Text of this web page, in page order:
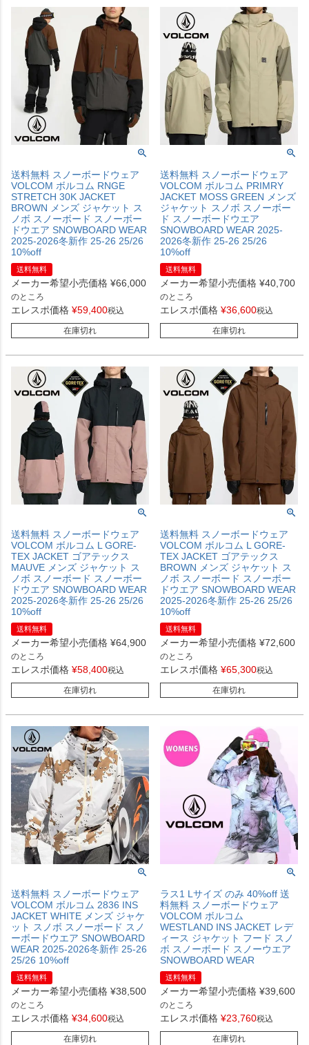
送料無料 スノーボードウェア
VOLCOM ボルコム RNGE
STRETCH 30K JACKET
BROWN メンズ ジャケット ス
ノボ スノーボード スノーボー
ドウエア SNOWBOARD WEAR
2025-2026冬新作 25-26 25/26
10%off
送料無料
メーカー希望小売価格 ¥66,000
のところ
エレスポ価格 ¥59,400税込
在庫切れ
送料無料 スノーボードウェア
VOLCOM ボルコム PRIMRY
JACKET MOSS GREEN メンズ
ジャケット スノボ スノーボー
ド スノーボードウエア
SNOWBOARD WEAR 2025-
2026冬新作 25-26 25/26
10%off
送料無料
メーカー希望小売価格 ¥40,700
のところ
エレスポ価格 ¥36,600税込
在庫切れ
送料無料 スノーボードウェア
VOLCOM ボルコム L GORE-
TEX JACKET ゴアテックス
MAUVE メンズ ジャケット ス
ノボ スノーボード スノーボー
ドウエア SNOWBOARD WEAR
2025-2026冬新作 25-26 25/26
10%off
送料無料
メーカー希望小売価格 ¥64,900
のところ
エレスポ価格 ¥58,400税込
在庫切れ
送料無料 スノーボードウェア
VOLCOM ボルコム L GORE-
TEX JACKET ゴアテックス
BROWN メンズ ジャケット ス
ノボ スノーボード スノーボー
ドウエア SNOWBOARD WEAR
2025-2026冬新作 25-26 25/26
10%off
送料無料
メーカー希望小売価格 ¥72,600
のところ
エレスポ価格 ¥65,300税込
在庫切れ
送料無料 スノーボードウェア
VOLCOM ボルコム 2836 INS
JACKET WHITE メンズ ジャケ
ット スノボ スノーボード スノ
ーボードウエア SNOWBOARD
WEAR 2025-2026冬新作 25-26
25/26 10%off
送料無料
メーカー希望小売価格 ¥38,500
のところ
エレスポ価格 ¥34,600税込
在庫切れ
ラス1 Lサイズ のみ 40%off 送
料無料 スノーボードウェア
VOLCOM ボルコム
WESTLAND INS JACKET レデ
ィース ジャケット フード スノ
ボ スノーボード スノーウエア
SNOWBOARD WEAR
送料無料
メーカー希望小売価格 ¥39,600
のところ
エレスポ価格 ¥23,760税込
在庫切れ